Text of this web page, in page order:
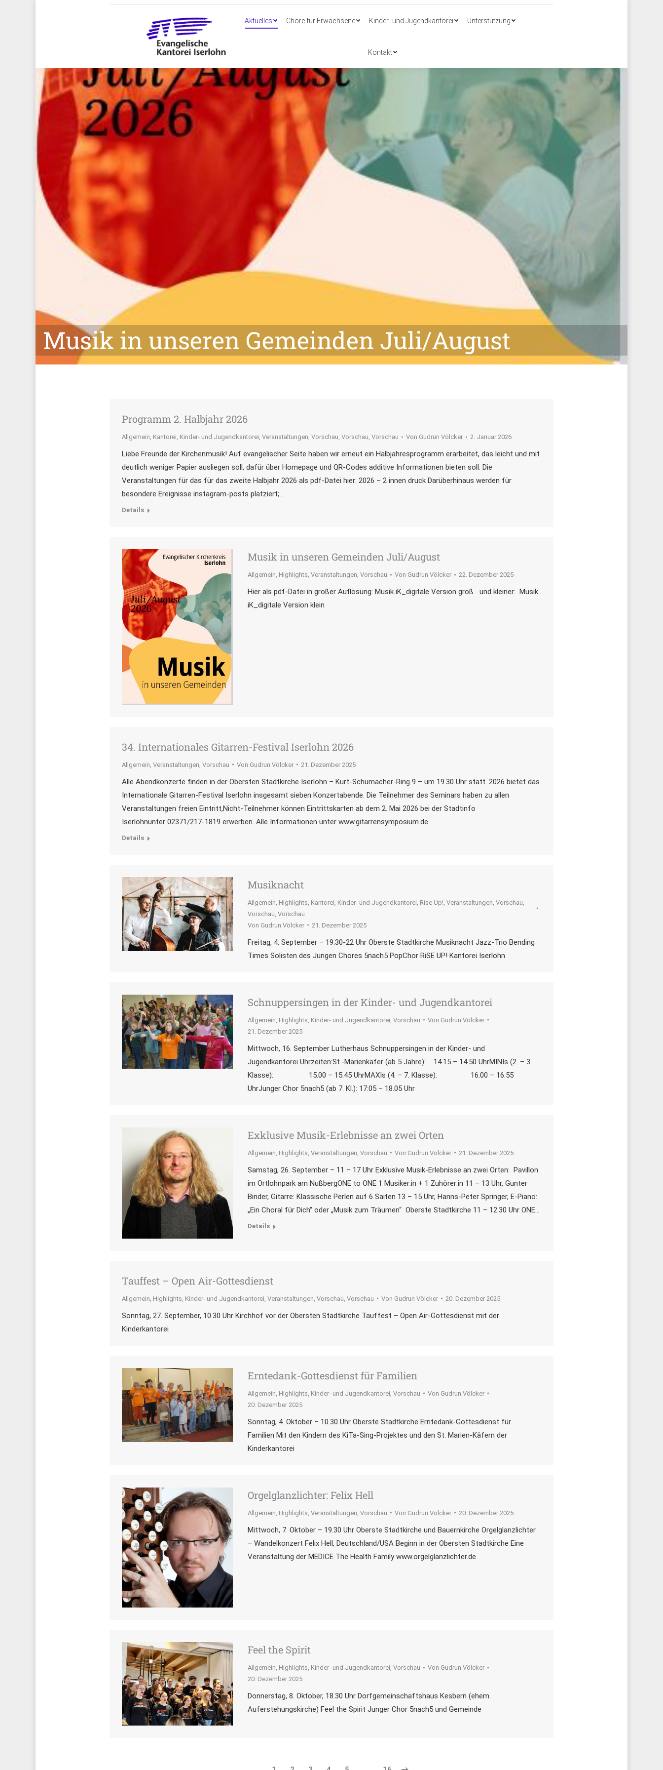
Aktuelles Chöre für Erwachsene Kinder- und Jugendkantorei Unterstützung
Kontakt
Musik in unseren Gemeinden Juli/August
Programm 2. Halbjahr 2026
Allgemein, Kantorei, Kinder- und Jugendkantorei, Veranstaltungen, Vorschau, Vorschau, Vorschau Von Gudrun Völcker 2. Januar 2026
Liebe Freunde der Kirchenmusik! Auf evangelischer Seite haben wir erneut ein Halbjahresprogramm erarbeitet, das leicht und mit
deutlich weniger Papier ausliegen soll, dafür über Homepage und QR-Codes additive Informationen bieten soll. Die
Veranstaltungen für das für das zweite Halbjahr 2026 als pdf-Datei hier: 2026 – 2 innen druck Darüberhinaus werden für
besondere Ereignisse instagram-posts platziert;…
Details
Musik in unseren Gemeinden Juli/August
Allgemein, Highlights, Veranstaltungen, Vorschau Von Gudrun Völcker 22. Dezember 2025
Hier als pdf-Datei in großer Auflösung: Musik iK_digitale Version groß und kleiner: Musik
iK_digitale Version klein
34. Internationales Gitarren-Festival Iserlohn 2026
Allgemein Veranstaltungen Vorschau Von Gudrun Völcker 21. Dezember 2025
Alle Abendkonzerte finden in der Obersten Stadtkirche Iserlohn – Kurt-Schumacher-Ring 9 – um 19.30 Uhr statt. 2026 bietet das
Internationale Gitarren-Festival Iserlohn insgesamt sieben Konzertabende. Die Teilnehmer des Seminars haben zu allen
Veranstaltungen freien Eintritt,Nicht-Teilnehmer können Eintrittskarten ab dem 2. Mai 2026 bei der Stadtinfo
Iserlohnunter 02371/217-1819 erwerben. Alle Informationen unter www.gitarrensymposium.de
Details
Musiknacht
Allgemein Highlights Kantorei Kinder- und Jugendkantorei Rise Up! Veranstaltungen Vorschau
Vorschau Vorschau
Von Gudrun Völcker 21. Dezember 2025
Freitag, 4. September – 19.30-22 Uhr Oberste Stadtkirche Musiknacht Jazz-Trio Bending
Times Solisten des Jungen Chores 5nach5 PopChor RiSE UP! Kantorei Iserlohn
Schnuppersingen in der Kinder- und Jugendkantorei
Allgemein Highlights Kinder- und Jugendkantorei Vorschau Von Gudrun Völcker
21. Dezember 2025
Mittwoch, 16. September Lutherhaus Schnuppersingen in der Kinder- und
Jugendkantorei Uhrzeiten:St.-Marienkäfer (ab 5 Jahre): 14.15 – 14.50 UhrMINIs (2. – 3.
Klasse): 15.00 – 15.45 UhrMAXIs (4. – 7. Klasse): 16.00 – 16.55
UhrJunger Chor 5nach5 (ab 7. Kl.): 17:05 – 18.05 Uhr
Exklusive Musik-Erlebnisse an zwei Orten
Allgemein Highlights Veranstaltungen Vorschau Von Gudrun Völcker 21. Dezember 2025
Samstag, 26. September – 11 – 17 Uhr Exklusive Musik-Erlebnisse an zwei Orten: Pavillon
im Ortlohnpark am NußbergONE to ONE 1 Musiker:in + 1 Zuhörer:in 11 – 13 Uhr, Gunter
Binder, Gitarre: Klassische Perlen auf 6 Saiten 13 – 15 Uhr, Hanns-Peter Springer, E-Piano:
„Ein Choral für Dich“ oder „Musik zum Träumen“ Oberste Stadtkirche 11 – 12.30 Uhr ONE…
Details
Tauffest – Open Air-Gottesdienst
Allgemein Highlights Kinder- und Jugendkantorei Veranstaltungen Vorschau Vorschau Von Gudrun Völcker 20. Dezember 2025
Sonntag, 27. September, 10.30 Uhr Kirchhof vor der Obersten Stadtkirche Tauffest – Open Air-Gottesdienst mit der
Kinderkantorei
Erntedank-Gottesdienst für Familien
Allgemein Highlights Kinder- und Jugendkantorei Vorschau Von Gudrun Völcker
20. Dezember 2025
Sonntag, 4. Oktober – 10.30 Uhr Oberste Stadtkirche Erntedank-Gottesdienst für
Familien Mit den Kindern des KiTa-Sing-Projektes und den St. Marien-Käfern der
Kinderkantorei
Orgelglanzlichter: Felix Hell
Allgemein Highlights Veranstaltungen Vorschau Von Gudrun Völcker 20. Dezember 2025
Mittwoch, 7. Oktober – 19.30 Uhr Oberste Stadtkirche und Bauernkirche Orgelglanzlichter
– Wandelkonzert Felix Hell, Deutschland/USA Beginn in der Obersten Stadtkirche Eine
Veranstaltung der MEDICE The Health Family www.orgelglanzlichter.de
Feel the Spirit
Allgemein, Highlights, Kinder- und Jugendkantorei, Vorschau Von Gudrun Völcker
20. Dezember 2025
Donnerstag, 8. Oktober, 18.30 Uhr Dorfgemeinschaftshaus Kesbern (ehem.
Auferstehungskirche) Feel the Spirit Junger Chor 5nach5 und Gemeinde